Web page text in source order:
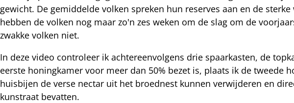
gewicht. De gemiddelde volken spreken hun reserves aan en de
hebben de volken nog maar zo'n zes weken om de slag om de
zwakke volken niet.
In deze video controleer ik achtereenvolgens drie spaarkasten, de
eerste honingkamer voor meer dan 50% bezet is, plaats ik de tweede
huisbijen de verse nectar uit het broednest kunnen verwijderen en
kunstraat bevatten.